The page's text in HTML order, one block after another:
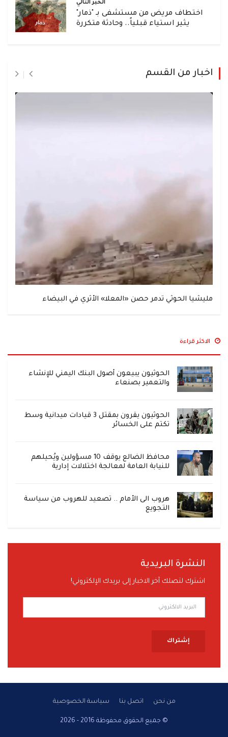
الخبر التالي
اختطاف مريض من مستشفى بـ "ذمار"
يثير استياء قبلياً.. وحادثة متكررة
اخبار من القسم
مليشيا الحوثي تدمر حصن «المعلا» الأثري في البيضاء
الاكثر قراءة
الحوثيون يبيعون أصول البنك اليمني للإنشاء
والتعمير بصنعاء
الحوثيون يقرون بمقتل 3 قيادات ميدانية وسط
تكتم على الخسائر
محافظ الضالع يوقف 10 مسؤولين ويُحيلهم
للنيابة العامة لمعالجة اختلالات إدارية
هروب الى الأمام .. تصعيد للهروب من سياسة
التجويع
النشرة البريدية
اشترك لتصلك آخر الاخبار إلى بريدك الإلكتروني!
إشتراك
من نحن اتصل بنا سياسة الخصوصية
© جميع الحقوق محفوظة 2016 - 2026